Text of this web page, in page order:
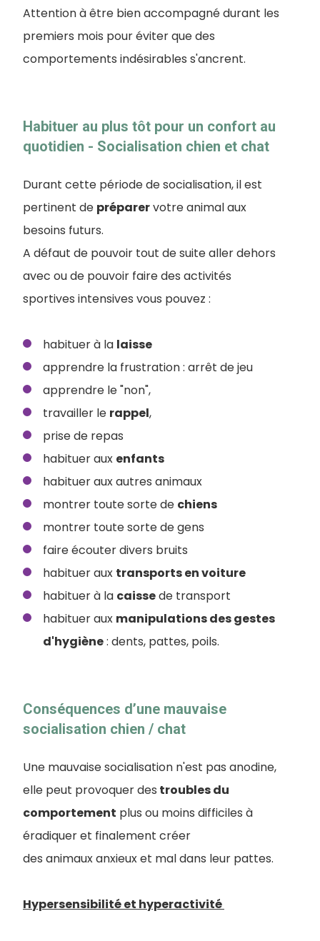
Attention à être bien accompagné durant les
premiers mois pour éviter que des
comportements indésirables s'ancrent.
Habituer au plus tôt pour un confort au
quotidien - Socialisation chien et chat
Durant cette période de socialisation, il est
pertinent de préparervotre animal aux
besoins futurs.
A défaut de pouvoir tout de suite aller dehors
avec ou de pouvoir faire des activités
sportives intensives vous pouvez :
habituer à la laisse
apprendre la frustration : arrêt de jeu
apprendre le "non",
travailler le rappel,
prise de repas
habituer aux enfants
habituer aux autres animaux
montrer toute sorte de chiens
montrer toute sorte de gens
faire écouter divers bruits
habituer aux transports en voiture
habituer à la caissede transport
habituer aux manipulations des gestes
d'hygiène: dents, pattes, poils.
Conséquences d’une mauvaise
socialisation chien / chat
Une mauvaise socialisation n'est pas anodine,
elle peut provoquer des troubles du
comportement plus ou moins difficiles à
éradiquer et finalement créer
des animaux anxieux et mal dans leur pattes.
Hypersensibilité et hyperactivité